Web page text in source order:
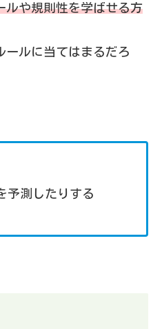
ルや規則性を学ばせる方
ールに当てはまるだろ
予測したりする